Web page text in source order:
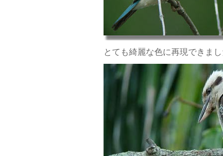
とても綺麗な色に再現できま